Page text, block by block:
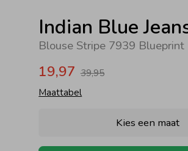
Indian Blue
Blouse Stripe 7939 Blueprint
19,97 39,95
Maattabel
Kies een maat